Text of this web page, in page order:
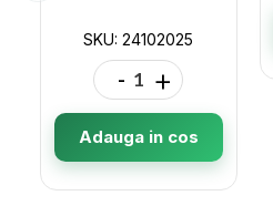
SKU: 24102025
- +
Adauga in cos